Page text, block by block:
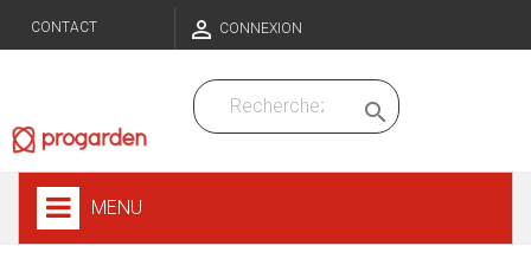
CONTACT  CONNEXION

MENU